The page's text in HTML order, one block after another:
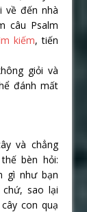
về đến nhà
câu Psalm
kiếm, tiến
giỏi và
đánh mất
và chẳng
bèn hỏi:
gì như bạn
chứ, sao lại
con quạ